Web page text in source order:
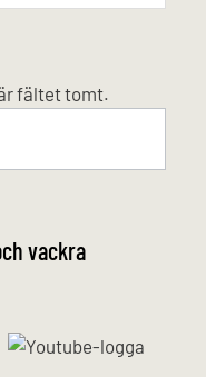
fältet tomt.
vackra